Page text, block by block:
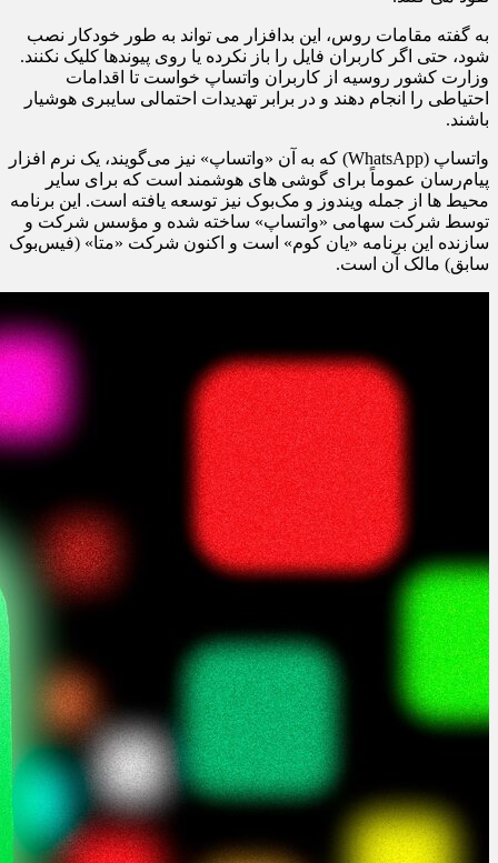
به گفته مقامات روس، این بدافزار می تواند به طور خودکار نصب
شود، حتی اگر کاربران فایل را باز نکرده یا روی پیوندها کلیک نکنند.
وزارت کشور روسیه از کاربران واتساپ خواست تا اقدامات
احتیاطی را انجام دهند و در برابر تهدیدات احتمالی سایبری هوشیار
باشند.
واتساپ (WhatsApp) که به آن «واتساپ» نیز می‌گویند، یک نرم افزار
پیام‌رسان عموماً برای گوشی های هوشمند است که برای سایر
محیط ها از جمله ویندوز و مک‌بوک نیز توسعه یافته است. این برنامه
توسط شرکت سهامی «واتساپ» ساخته شده و مؤسس شرکت و
سازنده این برنامه «یان کوم» است و اکنون شرکت «متا» (فیس‌بوک
سابق) مالک آن است.